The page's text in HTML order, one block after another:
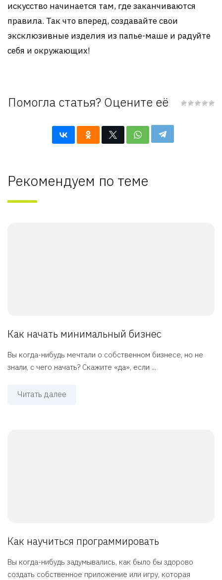
искусство начинается там, где заканчиваются
правила. Так что вперед, создавайте свои
эксклюзивные изделия из папье-маше и радуйте
себя и окружающих!
Помогла статья? Оцените её
Рекомендуем по теме
Как начать минимальный бизнес
Вы когда-нибудь мечтали о собственном бизнесе, но не
знали, с чего начать? Скажите «да», если ...
Читать далее
Как научиться программировать
Вы когда-нибудь задумывались, как было бы здорово
создать собственное приложение или игру, которая